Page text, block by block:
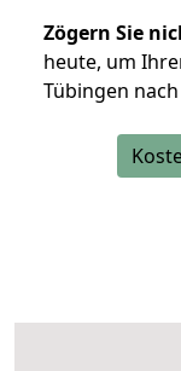
Zögern Sie
heute, um
Tübingen